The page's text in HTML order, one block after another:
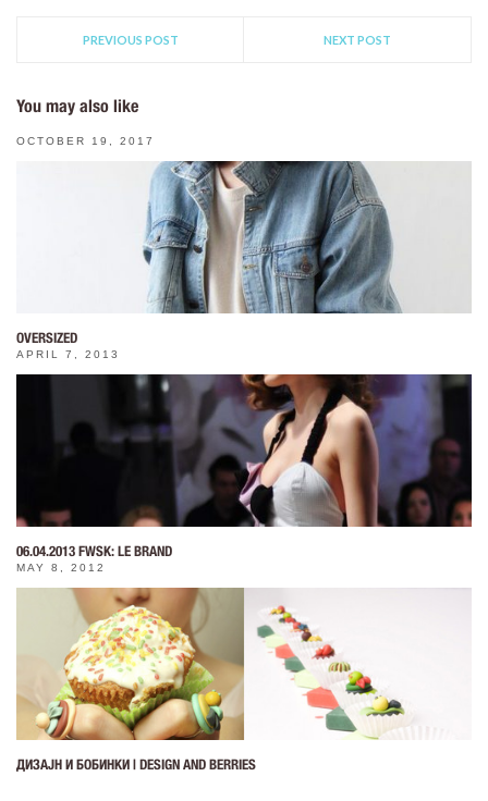
PREVIOUS POST NEXT POST
You may also like
OCTOBER 19, 2017
OVERSIZED
APRIL 7, 2013
06.04.2013 FWSK: LE BRAND
MAY 8, 2012
ДИЗАЈН И БОБИНКИ | DESIGN AND BERRIES